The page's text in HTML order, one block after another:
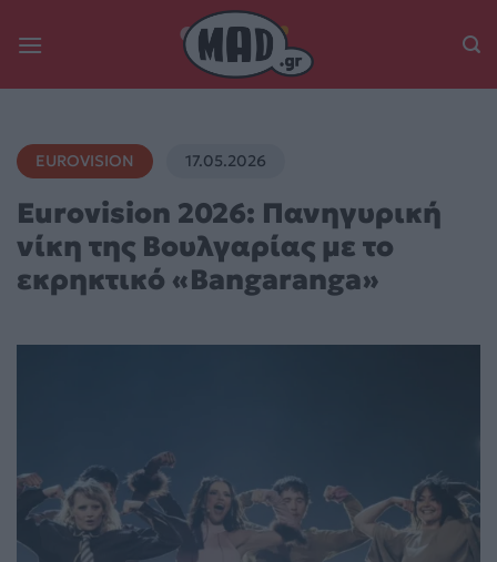
EUROVISION 17.05.2026
Eurovision 2026: Πανηγυρική
νίκη της Βουλγαρίας με το
εκρηκτικό «Bangaranga»